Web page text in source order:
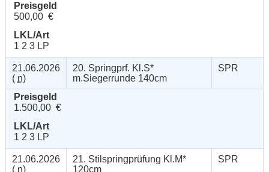
Preisgeld
500,00 €
LKL/Art
1 2 3 LP
21.06.2026
( n)
20. Springprf. Kl.S*
m.Siegerrunde 140cm
SPR
Preisgeld
1.500,00 €
LKL/Art
1 2 3 LP
21.06.2026
( n)
21. Stilspringprüfung Kl.M*
120cm
SPR